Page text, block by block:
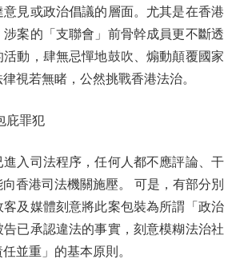
意見或政治倡議的層面。尤其是在香港
涉案的「支聯會」前骨幹成員更不斷透
動，肆無忌憚地鼓吹、煽動顛覆國家
視若無睹，公然挑戰香港法治。
罪犯
司法程序，任何人都不應評論、干
香港司法機關施壓。 可是，有部分別
及媒體刻意將此案包裝為所謂「政治
已承認違法的事實，刻意模糊法治社
並重」的基本原則。